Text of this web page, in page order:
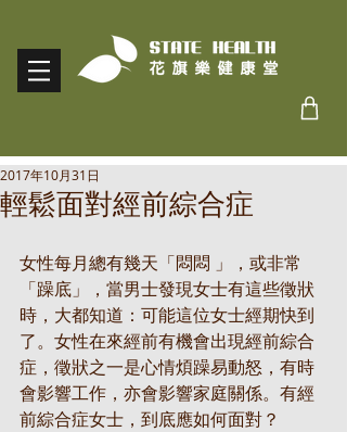
輕鬆面對經前綜合症
2017年10月31日
女性每月總有幾天「悶悶 」，或非常
「躁底」，當男士發現女士有這些徵狀
時，大都知道：可能這位女士經期快到
了。女性在來經前有機會出現經前綜合
症，徵狀之一是心情煩躁易動怒，有時
會影響工作，亦會影響家庭關係。有經
前綜合症女士，到底應如何面對？